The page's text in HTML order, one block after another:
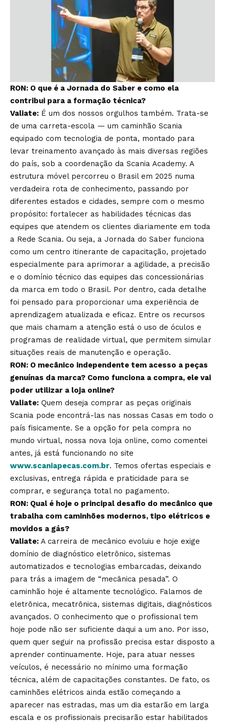
RON: O que é a Jornada do Saber e como ela
contribui para a formação técnica?
Valiate: É um dos nossos orgulhos também. Trata-se
de uma carreta-escola — um caminhão Scania
equipado com tecnologia de ponta, montado para
levar treinamento avançado às mais diversas regiões
do país, sob a coordenação da Scania Academy. A
estrutura móvel percorreu o Brasil em 2025 numa
verdadeira rota de conhecimento, passando por
diferentes estados e cidades, sempre com o mesmo
propósito: fortalecer as habilidades técnicas das
equipes que atendem os clientes diariamente em toda
a Rede Scania. Ou seja, a Jornada do Saber funciona
como um centro itinerante de capacitação, projetado
especialmente para aprimorar a agilidade, a precisão
e o domínio técnico das equipes das concessionárias
da marca em todo o Brasil. Por dentro, cada detalhe
foi pensado para proporcionar uma experiência de
aprendizagem atualizada e eficaz. Entre os recursos
que mais chamam a atenção está o uso de óculos e
programas de realidade virtual, que permitem simular
situações reais de manutenção e operação.
RON: O mecânico independente tem acesso a peças
genuínas da marca? Como funciona a compra, ele vai
poder utilizar a loja online?
Valiate: Quem deseja comprar as peças originais
Scania pode encontrá-las nas nossas Casas em todo o
país fisicamente. Se a opção for pela compra no
mundo virtual, nossa nova loja online, como comentei
antes, já está funcionando no site
www.scaniapecas.com.br. Temos ofertas especiais e
exclusivas, entrega rápida e praticidade para se
comprar, e segurança total no pagamento.
RON: Qual é hoje o principal desafio do mecânico que
trabalha com caminhões modernos, tipo elétricos e
movidos a gás?
Valiate: A carreira de mecânico evoluiu e hoje exige
domínio de diagnóstico eletrônico, sistemas
automatizados e tecnologias embarcadas, deixando
para trás a imagem de “mecânica pesada”. O
caminhão hoje é altamente tecnológico. Falamos de
eletrônica, mecatrônica, sistemas digitais, diagnósticos
avançados. O conhecimento que o profissional tem
hoje pode não ser suficiente daqui a um ano. Por isso,
quem quer seguir na profissão precisa estar disposto a
aprender continuamente. Hoje, para atuar nesses
veículos, é necessário no mínimo uma formação
técnica, além de capacitações constantes. De fato, os
caminhões elétricos ainda estão começando a
aparecer nas estradas, mas um dia estarão em larga
escala e os profissionais precisarão estar habilitados